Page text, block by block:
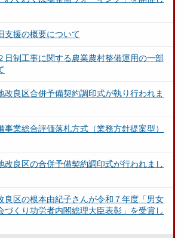
支援の概要について
日制工事に関する農業農村整備運用の一部
改良区合併予備契約調印式が執り行われま
事業総合評価落札方式（業務方針提案型）
改良区の合併予備契約調印式が行われまし
良区の根本由紀子さんが令和７年度「男女
づくり功労者内閣総理大臣表彰」を受賞し